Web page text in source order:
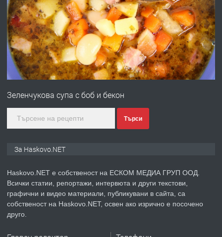
ПРЕДЛАГА
№4120 Магазин/Офис под наем в кв.
Любен Каравелов, Хасково-близо до
градската градина!
преди 3 дни
ПРЕДЛАГА
ПРОСТОРЕН ТРИСТАЕН
КУБА
преди 4 дни
ПРЕДЛАГА СГЛОБЯВАНЕ НА МЕБЕЛИ.
Зеленчукова супа с боб и бекон
Търси
За Haskovo.NET
Haskovo.NET е собственост на ЕСКОМ МЕДИА ГРУП ООД.
Всички статии, репортажи, интервюта и други текстови,
графични и видео материали, публикувани в сайта, са
собственост на Haskovo.NET, освен ако изрично е посочено
друго.